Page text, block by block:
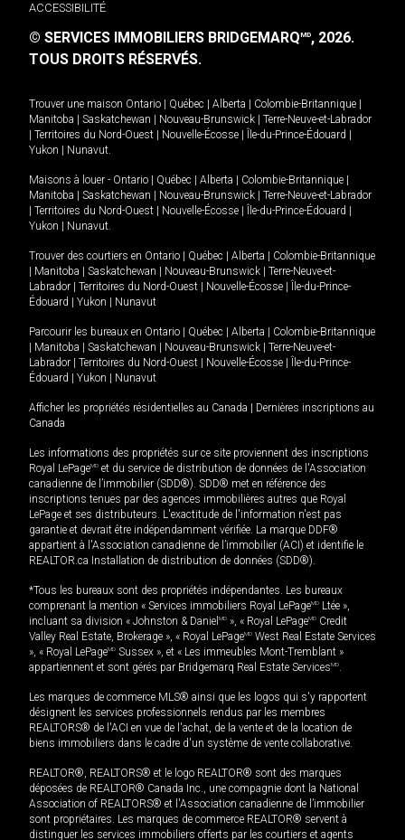
ACCESSIBILITÉ
© SERVICES IMMOBILIERS BRIDGEMARQMD, 2026.
TOUS DROITS RÉSERVÉS.
Trouver une maison Ontario Québec Alberta Colombie-Britannique
Manitoba
Saskatchewan Nouveau-Brunswick
Terre-Neuve-et-Labrador
Territoires du Nord-Ouest Nouvelle-Écosse Île-du-Prince-Édouard
Yukon
Nunavut.
Maisons à louer - Ontario Québec Alberta Colombie-Britannique
Manitoba
Saskatchewan Nouveau-Brunswick
Terre-Neuve-et-Labrador
Territoires du Nord-Ouest Nouvelle-Écosse Île-du-Prince-Édouard
Yukon
Nunavut.
Trouver des courtiers en Ontario Québec Alberta
Colombie-Britannique
Manitoba Saskatchewan Nouveau-Brunswick
Terre-Neuve-et-
Labrador
Territoires du Nord-Ouest Nouvelle-Écosse
Île-du-Prince-
Édouard
Yukon Nunavut
Parcourir les bureaux en Ontario Québec Alberta
Colombie-Britannique
Manitoba Saskatchewan Nouveau-Brunswick
Terre-Neuve-et-
Labrador
Territoires du Nord-Ouest Nouvelle-Écosse
Île-du-Prince-
Édouard
Yukon Nunavut
Afficher les propriétés résidentielles au Canada
Dernières inscriptions au
Canada
Les informations des propriétés sur ce site proviennent des inscriptions
Royal LePageMD et du service de distribution de données de l'Association
canadienne de l’immobilier (SDD®). SDD® met en référence des
inscriptions tenues par des agences immobilières autres que Royal
LePage et ses distributeurs. L'exactitude de l'information n'est pas
garantie et devrait être indépendamment vérifiée. La marque DDF®
appartient à l'Association canadienne de l’immobilier (ACI) et identifie le
REALTOR.ca Installation de distribution de données (SDD®).
*Tous les bureaux sont des propriétés indépendantes. Les bureaux
comprenant la mention « Services immobiliers Royal LePageMD Ltée »,
incluant sa division « Johnston & Daniel MD », « Royal LePageMD Credit
Valley Real Estate, Brokerage », « Royal LePageMD West Real Estate Services
», « Royal LePageMD Sussex », et « Les immeubles Mont-Tremblant »
appartiennent et sont gérés par Bridgemarq Real Estate ServicesMD.
Les marques de commerce MLS® ainsi que les logos qui s'y rapportent
désignent les services professionnels rendus par les membres
REALTORS® de l'ACI en vue de l'achat, de la vente et de la location de
biens immobiliers dans le cadre d'un système de vente collaborative.
REALTOR®, REALTORS® et le logo REALTOR® sont des marques
déposées de REALTOR® Canada Inc., une compagnie dont la National
Association of REALTORS® et l'Association canadienne de l’immobilier
sont propriétaires. Les marques de commerce REALTOR® servent à
distinguer les services immobiliers offerts par les courtiers et agents